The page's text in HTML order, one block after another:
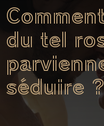
du tel
séduire